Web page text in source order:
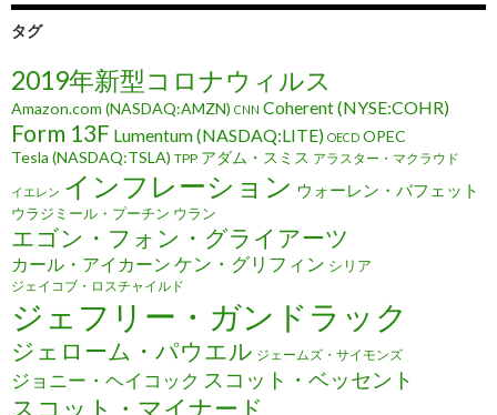
タグ
2019年新型コロナウィルス
Amazon.com (NASDAQ:AMZN) CNN Coherent (NYSE:COHR)
Form 13F Lumentum (NASDAQ:LITE) OECD OPEC
Tesla (NASDAQ:TSLA) TPP アダム・スミス アラスター・マクラウド
イエレン インフレーション ウォーレン・バフェット
ウラジミール・プーチン ウラン
エゴン・フォン・グライアーツ
カール・アイカーン ケン・グリフィン シリア
ジェイコブ・ロスチャイルド
ジェフリー・ガンドラック
ジェローム・パウエル ジェームズ・サイモンズ
ジョニー・ヘイコック スコット・ベッセント
スコット・マイナード